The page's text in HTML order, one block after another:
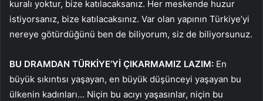
kuralı yoktur, bize katılacaksanız. Her meskende huzur
istiyorsanız, bize katılacaksınız. Var olan yapının Türkiye’yi
nereye götürdüğünü ben de biliyorum, siz de biliyorsunuz.
BU DRAMDAN TÜRKİYE’Yİ ÇIKARMAMIZ LAZIM: En
büyük sıkıntısı yaşayan, en büyük düşünceyi yaşayan bu
ülkenin kadınları… Niçin bu acıyı yaşasınlar, niçin bu